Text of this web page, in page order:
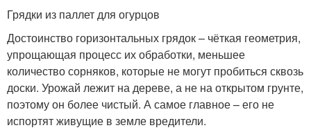
Грядки из паллет для огурцов
Достоинство горизонтальных грядок – чёткая геометрия,
упрощающая процесс их обработки, меньшее
количество сорняков, которые не могут пробиться сквозь
доски. Урожай лежит на дереве, а не на открытом грунте,
поэтому он более чистый. А самое главное – его не
испортят живущие в земле вредители.